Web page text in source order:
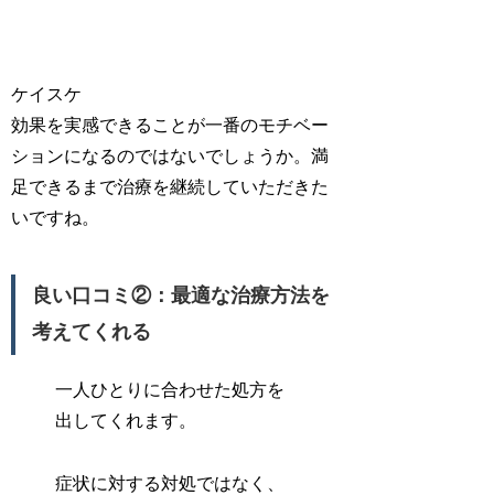
ケイスケ
効果を実感できることが一番のモチベー
ションになるのではないでしょうか。満
足できるまで治療を継続していただきた
いですね。
良い口コミ②：最適な治療方法を
考えてくれる
一人ひとりに合わせた処方を
出してくれます。
症状に対する対処ではなく、